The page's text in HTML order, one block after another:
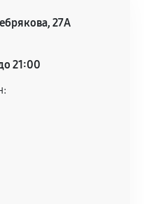
27А
21:00